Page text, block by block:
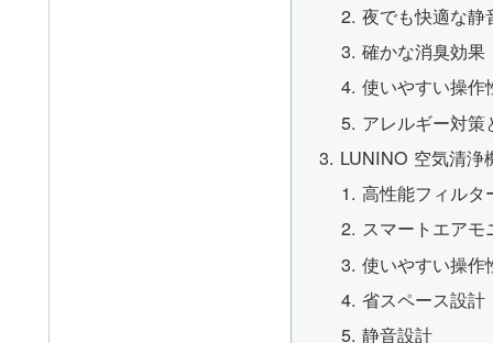
夜でも快適な静
確かな消臭効果
使いやすい操作
アレルギー対策
LUNINO 空気清浄
高性能フィルタ
スマートエアモ
使いやすい操作
省スペース設計
静音設計